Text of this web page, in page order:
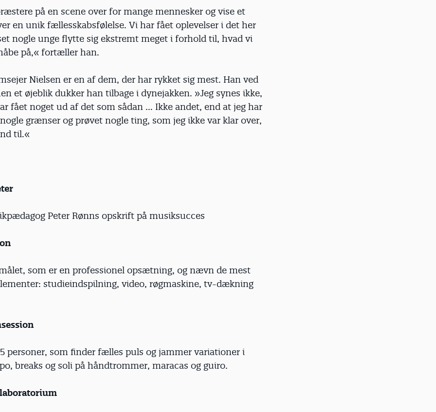
på en scene over for mange mennesker og vise et
en unik fællesskabsfølelse. Vi har fået oplevelser i det her
nogle unge flytte sig ekstremt meget i forhold til, hvad vi
på,« fortæller han.
Nielsen er en af dem, der har rykket sig mest. Han ved
et øjeblik dukker han tilbage i dynejakken. »Jeg synes ikke,
fået noget ud af det som sådan … Ikke andet, end at jeg har
grænser og prøvet nogle ting, som jeg ikke var klar over,
til.«
Peter Rønns opskrift på musiksucces
som er en professionel opsætning, og nævn de mest
studieindspilning, video, røgmaskine, tv-dækning
personer, som finder fælles puls og jammer variationer i
breaks og soli på håndtrommer, maracas og guiro.